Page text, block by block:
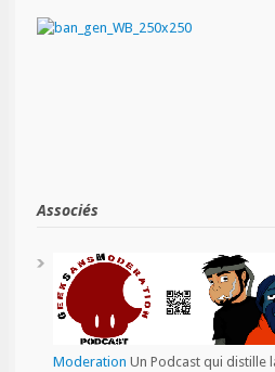
Associés
Moderation Un Podcast qui distille